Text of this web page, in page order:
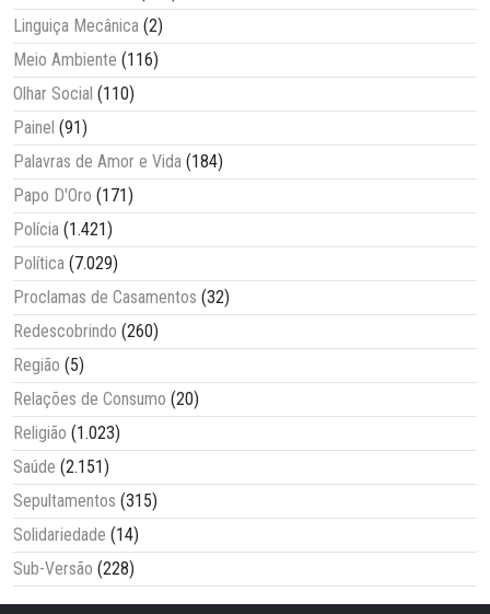
Linguiça Mecânica (2)
Meio Ambiente (116)
Olhar Social (110)
Painel (91)
Palavras de Amor e Vida (184)
Papo D'Oro (171)
Polícia (1.421)
Política (7.029)
Proclamas de Casamentos (32)
Redescobrindo (260)
Região (5)
Relações de Consumo (20)
Religião (1.023)
Saúde (2.151)
Sepultamentos (315)
Solidariedade (14)
Sub-Versão (228)